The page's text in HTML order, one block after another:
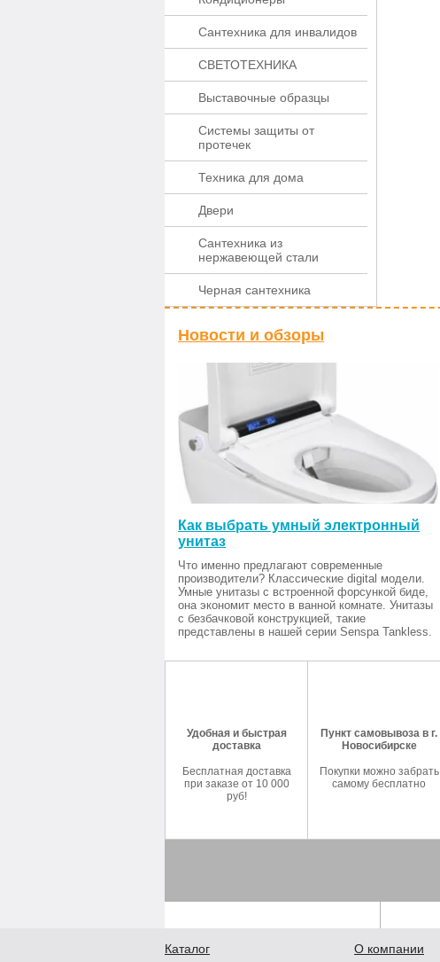
Сантехника для инвалидов
СВЕТОТЕХНИКА
Выставочные образцы
Системы защиты от
протечек
Техника для дома
Двери
Сантехника из
нержавеющей стали
Черная сантехника
Новости и обзоры
Как выбрать умный электронный
унитаз
Что именно предлагают современные
производители? Классические digital модели.
Умные унитазы с встроенной форсункой биде,
она экономит место в ванной комнате. Унитазы
с безбачковой конструкцией, такие
представлены в нашей серии Senspa Tankless.
Удобная и быстрая
доставка
Бесплатная доставка
при заказе от 10 000
руб!
Пункт самовывоза в г.
Новосибирске
Покупки можно забрать
самому бесплатно
Каталог О компании